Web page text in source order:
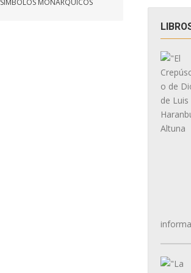
SÍMBOLOS MONÁRQUICOS